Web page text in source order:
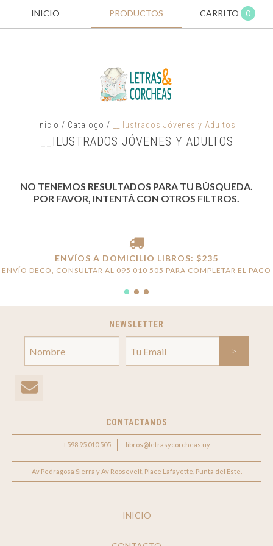
INICIO PRODUCTOS CARRITO 0
Inicio / Catalogo / __Ilustrados Jóvenes y Adultos
__ILUSTRADOS JÓVENES Y ADULTOS
NO TENEMOS RESULTADOS PARA TU BÚSQUEDA.
POR FAVOR, INTENTÁ CON OTROS FILTROS.
ENVÍOS A DOMICILIO LIBROS: $235
ENVÍO DECO, CONSULTAR AL 095 010 505 PARA COMPLETAR EL PAGO
NEWSLETTER
CONTACTANOS
+598 95 010 505 libros@letrasycorcheas.uy
Av Pedragosa Sierra y Av Roosevelt, Place Lafayette. Punta del Este.
INICIO